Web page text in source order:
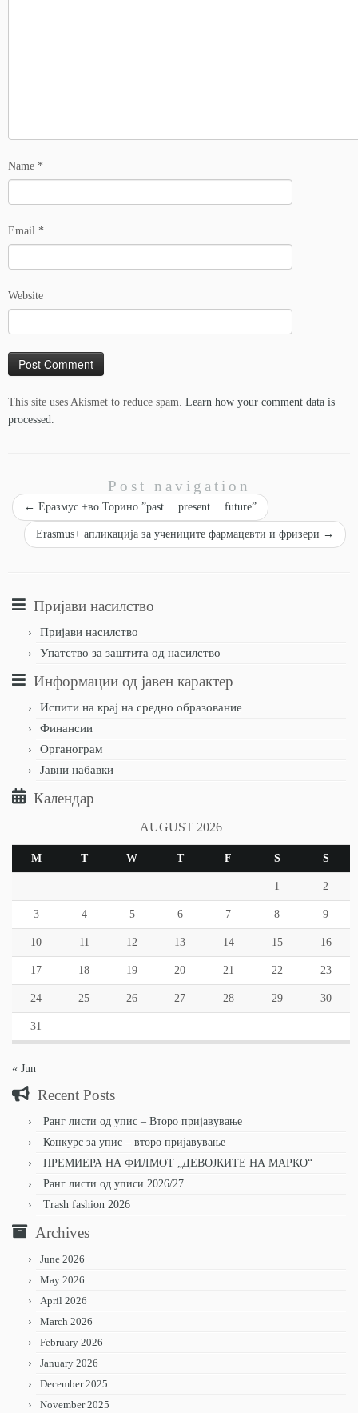
Name *
Email *
Website
This site uses Akismet to reduce spam. Learn how your comment data is
processed.
Post navigation
← Еразмус +во Торино ”past….present …future”
Erasmus+ апликација за учениците фармацевти и фризери →
Пријави насилство
Пријави насилство
Упатство за заштита од насилство
Информации од јавен карактер
Испити на крај на средно образование
Финансии
Органограм
Јавни набавки
Календар
AUGUST 2026
M T W T F S S
1 2
3 4 5 6 7 8 9
10 11 12 13 14 15 16
17 18 19 20 21 22 23
24 25 26 27 28 29 30
31
« Jun
Recent Posts
Ранг листи од упис – Второ пријавување
Конкурс за упис – второ пријавување
ПРЕМИЕРА НА ФИЛМОТ „ДЕВОЈКИТЕ НА МАРКО“
Ранг листи од уписи 2026/27
Trash fashion 2026
Archives
June 2026
May 2026
April 2026
March 2026
February 2026
January 2026
December 2025
November 2025